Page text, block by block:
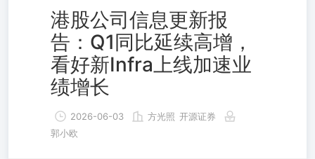
港股公司信息更新报
告：Q1同比延续高增，
看好新Infra上线加速业
绩增长
2026-06-03 方光照 开源证券
郭小欧